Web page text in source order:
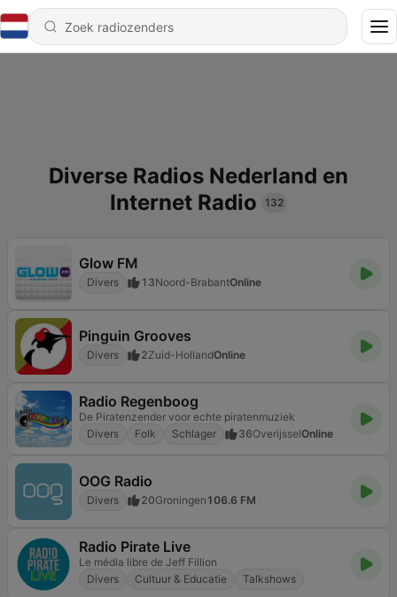
Diverse Radios Nederland en
Internet Radio
132
Glow FM
Divers 13Noord-BrabantOnline
Pinguin Grooves
Divers 2Zuid-HollandOnline
Radio Regenboog
De Piratenzender voor echte piratenmuziek
Divers
Folk Schlager 36OverijsselOnline
OOG Radio
Divers 20Groningen 106.6 FM
Radio Pirate Live
Le média libre de Jeff Fillion
Divers
Cultuur & Educatie Talkshows